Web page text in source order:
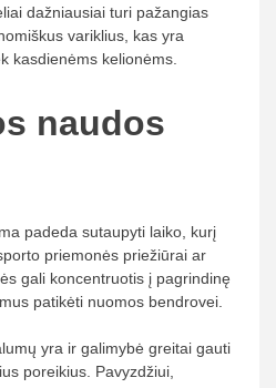
dažniausiai turi pažangias
variklius, kas yra
kasdienėms kelionėms.
naudos
padeda sutaupyti laiko, kurį
priemonės priežiūrai ar
gali koncentruotis į pagrindinę
patikėti nuomos bendrovei.
yra ir galimybė greitai gauti
poreikius. Pavyzdžiui,